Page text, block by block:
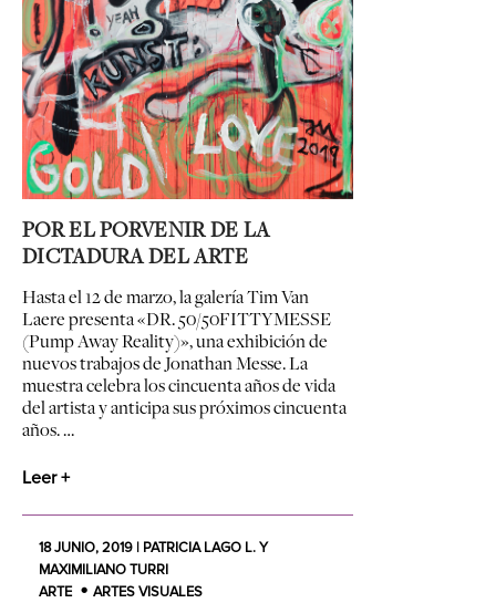
POR EL PORVENIR DE LA
DICTADURA DEL ARTE
Hasta el 12 de marzo, la galería Tim Van
Laere presenta «DR. 50/50FITTYMESSE
(Pump Away Reality)», una exhibición de
nuevos trabajos de Jonathan Messe. La
muestra celebra los cincuenta años de vida
del artista y anticipa sus próximos cincuenta
años. …
Leer +
18 JUNIO, 2019 | PATRICIA LAGO L. Y
MAXIMILIANO TURRI
ARTE
ARTES VISUALES